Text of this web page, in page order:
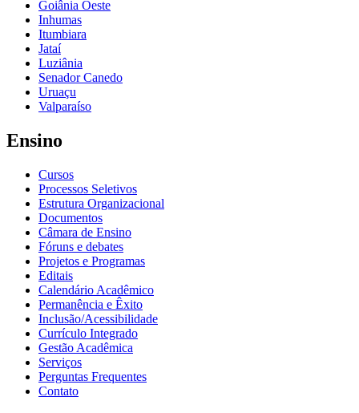
Goiânia Oeste
Inhumas
Itumbiara
Jataí
Luziânia
Senador Canedo
Uruaçu
Valparaíso
Ensino
Cursos
Processos Seletivos
Estrutura Organizacional
Documentos
Câmara de Ensino
Fóruns e debates
Projetos e Programas
Editais
Calendário Acadêmico
Permanência e Êxito
Inclusão/Acessibilidade
Currículo Integrado
Gestão Acadêmica
Serviços
Perguntas Frequentes
Contato